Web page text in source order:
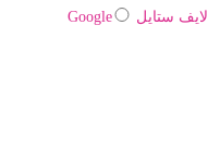
لايف ستايل Google